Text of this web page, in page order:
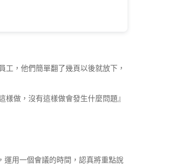
，他們簡單翻了幾頁以後就放下，
做，沒有這樣做會發生什麼問題』
用一個會議的時間，認真將重點說